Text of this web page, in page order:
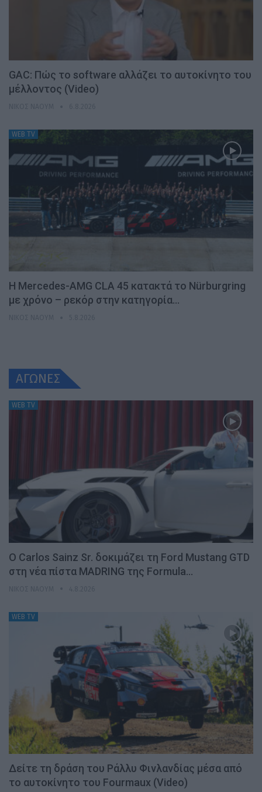
GAC: Πώς το software αλλάζει το αυτοκίνητο του
μέλλοντος (Video)
WEB TV
Η Mercedes-AMG CLA 45 κατακτά το Nürburgring
με χρόνο – ρεκόρ στην κατηγορία…
ΑΓΩΝΕΣ
WEB TV
Ο Carlos Sainz Sr. δοκιμάζει τη Ford Mustang GTD
στη νέα πίστα MADRING της Formula…
WEB TV
Δείτε τη δράση του Ράλλυ Φινλανδίας μέσα από
το αυτοκίνητο του Fourmaux (Video)